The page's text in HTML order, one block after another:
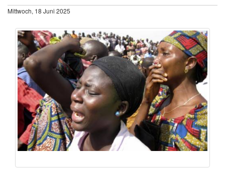
Mittwoch, 18 Juni 2025